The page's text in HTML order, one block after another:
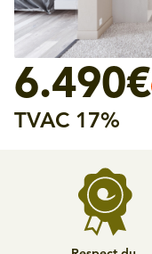
6.490€
TVAC 17%